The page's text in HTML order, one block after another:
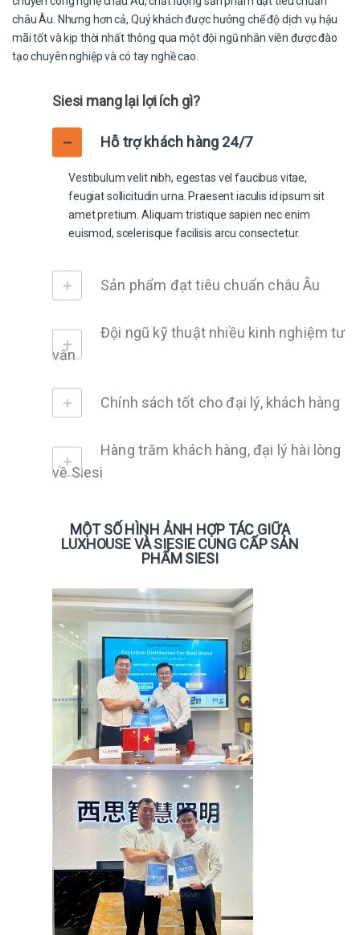
châu Âu. Nhưng hơn cả, Quý khách được hưởng chế độ dịch vụ hậu
mãi tốt và kịp thời nhất thông qua một đội ngũ nhân viên được đào
tạo chuyên nghiệp và có tay nghề cao.
Siesi mang lại lợi ích gì?
Hỗ trợ khách hàng 24/7
Vestibulum velit nibh, egestas vel faucibus vitae,
feugiat sollicitudin urna. Praesent iaculis id ipsum sit
amet pretium. Aliquam tristique sapien nec enim
euismod, scelerisque facilisis arcu consectetur.
Sản phẩm đạt tiêu chuẩn châu Âu
Đội ngũ kỹ thuật nhiều kinh nghiệm tư
vấn
Chính sách tốt cho đại lý, khách hàng
Hàng trăm khách hàng, đại lý hài lòng
về Siesi
MỘT SỐ HÌNH ẢNH HỢP TÁC GIỮA
LUXHOUSE VÀ SIESIE CUNG CẤP SẢN
PHẨM SIESI